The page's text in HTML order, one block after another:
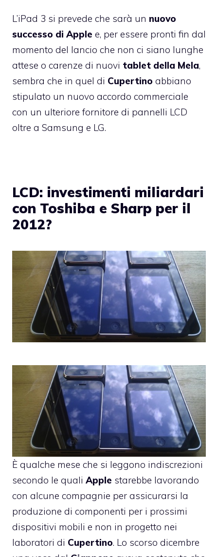
L’iPad 3 si prevede che sarà un nuovo
successo di Apple e, per essere pronti fin dal
momento del lancio che non ci siano lunghe
attese o carenze di nuovi tablet della Mela,
sembra che in quel di Cupertino abbiano
stipulato un nuovo accordo commerciale
con un ulteriore fornitore di pannelli LCD
oltre a Samsung e LG.
LCD: investimenti miliardari
con Toshiba e Sharp per il
2012?
È qualche mese che si leggono indiscrezioni
secondo le quali Apple starebbe lavorando
con alcune compagnie per assicurarsi la
produzione di componenti per i prossimi
dispositivi mobili e non in progetto nei
laboratori di Cupertino. Lo scorso dicembre